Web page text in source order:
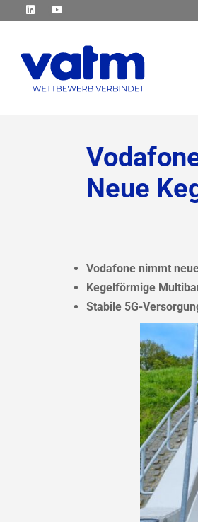
Neue
Vodafone nimmt
Kegelförmige
Stabile 5G-